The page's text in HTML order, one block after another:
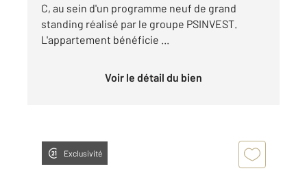
C, au sein d'un programme neuf de grand
standing réalisé par le groupe PSINVEST.
L'appartement bénéficie ...
Voir le détail du bien
Exclusivité